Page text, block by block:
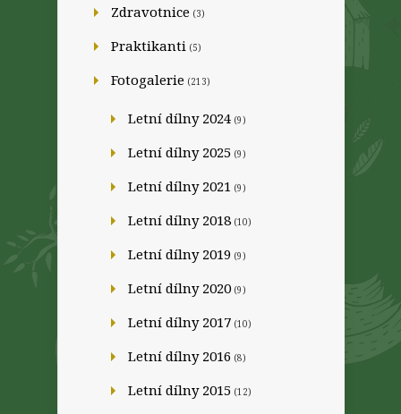
Zdravotnice (3)
Praktikanti (5)
Fotogalerie (213)
Letní dílny 2024 (9)
Letní dílny 2025 (9)
Letní dílny 2021 (9)
Letní dílny 2018 (10)
Letní dílny 2019 (9)
Letní dílny 2020 (9)
Letní dílny 2017 (10)
Letní dílny 2016 (8)
Letní dílny 2015 (12)